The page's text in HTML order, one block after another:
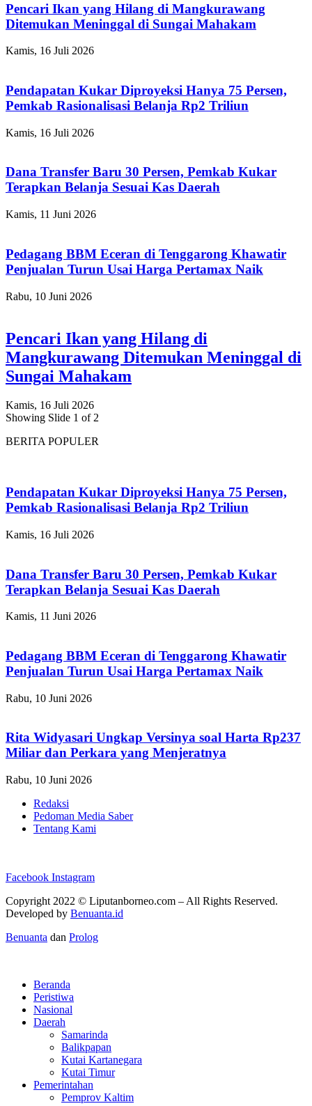
Pencari Ikan yang Hilang di Mangkurawang
Ditemukan Meninggal di Sungai Mahakam
Kamis, 16 Juli 2026
Pendapatan Kukar Diproyeksi Hanya 75 Persen,
Pemkab Rasionalisasi Belanja Rp2 Triliun
Kamis, 16 Juli 2026
Dana Transfer Baru 30 Persen, Pemkab Kukar
Terapkan Belanja Sesuai Kas Daerah
Kamis, 11 Juni 2026
Pedagang BBM Eceran di Tenggarong Khawatir
Penjualan Turun Usai Harga Pertamax Naik
Rabu, 10 Juni 2026
Pencari Ikan yang Hilang di
Mangkurawang Ditemukan Meninggal di
Sungai Mahakam
Kamis, 16 Juli 2026
Showing Slide 1 of 2
BERITA POPULER
Pendapatan Kukar Diproyeksi Hanya 75 Persen,
Pemkab Rasionalisasi Belanja Rp2 Triliun
Kamis, 16 Juli 2026
Dana Transfer Baru 30 Persen, Pemkab Kukar
Terapkan Belanja Sesuai Kas Daerah
Kamis, 11 Juni 2026
Pedagang BBM Eceran di Tenggarong Khawatir
Penjualan Turun Usai Harga Pertamax Naik
Rabu, 10 Juni 2026
Rita Widyasari Ungkap Versinya soal Harta Rp237
Miliar dan Perkara yang Menjeratnya
Rabu, 10 Juni 2026
Redaksi
Pedoman Media Saber
Tentang Kami
Facebook Instagram
Copyright 2022 © Liputanborneo.com – All Rights Reserved.
Developed by Benuanta.id
Benuanta dan Prolog
Beranda
Peristiwa
Nasional
Daerah
Samarinda
Balikpapan
Kutai Kartanegara
Kutai Timur
Pemerintahan
Pemprov Kaltim